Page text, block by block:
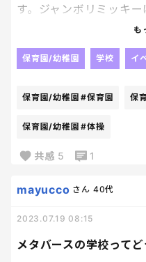
す。ジャンボリミッキ
体育、体操、ダンスでも
保育園/幼稚園 学校 イ
保育園/幼稚園 #保育園 保
保育園/幼稚園 #体操
共感 5 1
メタバースの学校ってど
mayucco さん 40代
2023.07.19 08:15